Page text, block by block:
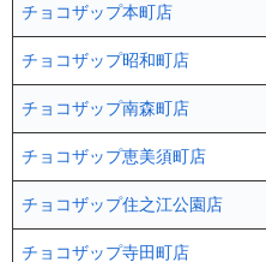
チョコザップ本町店
チョコザップ昭和町店
チョコザップ南森町店
チョコザップ恵美須町店
チョコザップ住之江公園店
チョコザップ寺田町店